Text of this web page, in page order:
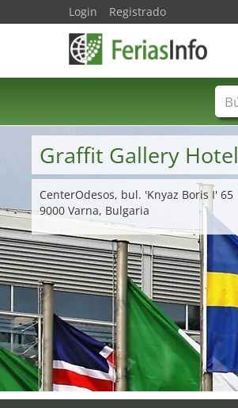
Graffit Gallery Hotel
CenterOdesos, bul. 'Knyaz Boris I' 65
9000 Varna, Bulgaria
Login Registrado